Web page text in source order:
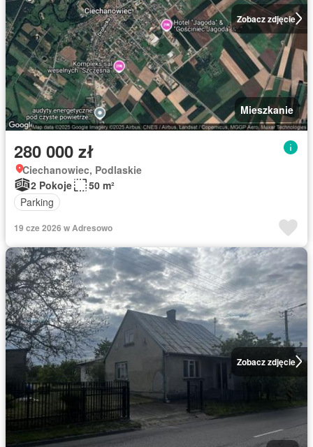
Zobacz zdjęcie
Mieszkanie
280 000 zł
Ciechanowiec, Podlaskie
2 Pokoje
50 m²
Parking
19 cze 2026 w Adresowo
Zobacz zdjęcie